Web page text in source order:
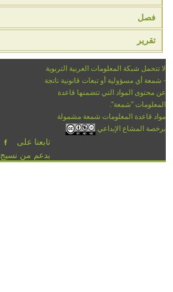
فصل
تقرير
لا تتحمل شبكة المعلومات العربية التربوية
- شمعة أي مسؤولية أو تبعات قانونية ناتجة
عن محتوى المواد التي تتضمنها قاعدة
المعلومات "شمعة".
مواد قاعدة المعلومات شمعة مشمولة
برخصة المشاع الإبداعي
تابعنا على
بدعم من نسيج www.naseej.com